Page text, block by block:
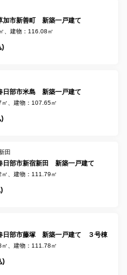
加市新善町 新築一戸建て
建物：116.08㎡
)
日部市米島 新築一戸建て
㎡ 建物：107.65㎡
田
日部市新宿新田 新築一戸建て
㎡ 建物：111.79㎡
日部市藤塚 新築一戸建て ３号棟
㎡ 建物：111.78㎡
)